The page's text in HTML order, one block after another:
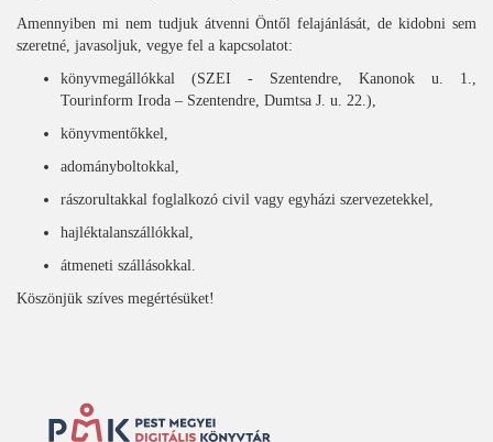
Amennyiben mi nem tudjuk átvenni Öntől felajánlását, de kidobni sem
szeretné, javasoljuk, vegye fel a kapcsolatot:
könyvmegállókkal (SZEI - Szentendre, Kanonok u. 1.,
Tourinform Iroda – Szentendre, Dumtsa J. u. 22.),
könyvmentőkkel,
adományboltokkal,
rászorultakkal foglalkozó civil vagy egyházi szervezetekkel,
hajléktalanszállókkal,
átmeneti szállásokkal.
Köszönjük szíves megértésüket!